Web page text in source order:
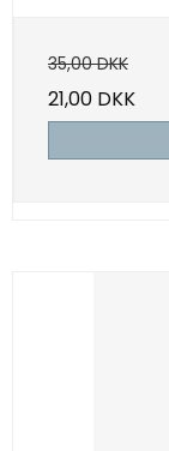
35,00 DKK
21,00 DKK